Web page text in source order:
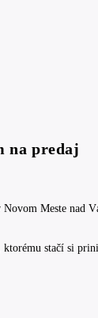
na predaj
Meste nad
stačí si